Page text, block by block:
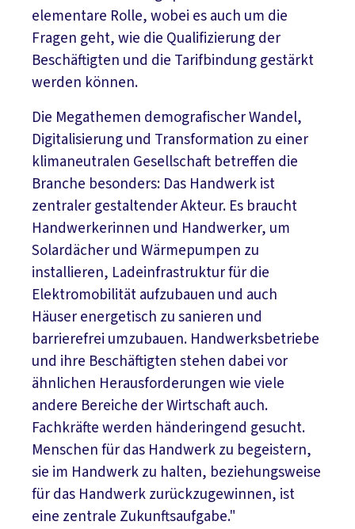
elementare Rolle, wobei es auch um die
Fragen geht, wie die Qualifizierung der
Beschäftigten und die Tarifbindung gestärkt
werden können.
Die Megathemen demografischer Wandel,
Digitalisierung und Transformation zu einer
klimaneutralen Gesellschaft betreffen die
Branche besonders: Das Handwerk ist
zentraler gestaltender Akteur. Es braucht
Handwerkerinnen und Handwerker, um
Solardächer und Wärmepumpen zu
installieren, Ladeinfrastruktur für die
Elektromobilität aufzubauen und auch
Häuser energetisch zu sanieren und
barrierefrei umzubauen. Handwerksbetriebe
und ihre Beschäftigten stehen dabei vor
ähnlichen Herausforderungen wie viele
andere Bereiche der Wirtschaft auch.
Fachkräfte werden händeringend gesucht.
Menschen für das Handwerk zu begeistern,
sie im Handwerk zu halten, beziehungsweise
für das Handwerk zurückzugewinnen, ist
eine zentrale Zukunftsaufgabe."